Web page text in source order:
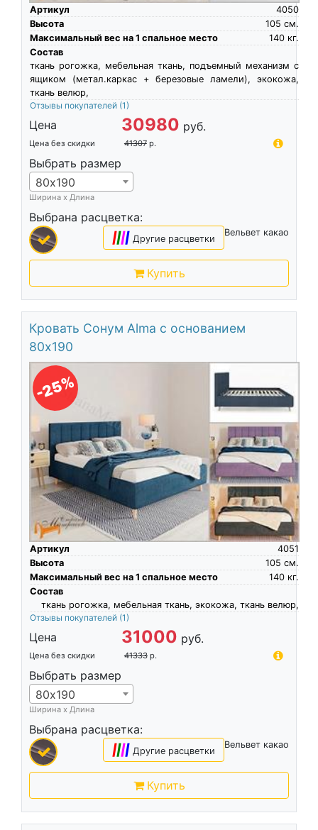
Артикул
4050
Высота
см.
105
Максимальный вес на 1 спальное место
кг.
140
Состав
ткань рогожка, мебельная ткань, подъемный механизм с
ящиком (метал.каркас + березовые ламели), экокожа,
ткань велюр,
Отзывы покупателей (1)
Цена 30980 руб.
Цена без скидки 41307 р.
Выбрать размер
80х190
Ширина х Длина
Выбрана расцветка:
Вельвет какао
|||| Другие расцветки
Купить
Кровать Сонум Alma с основанием
80х190
-25%
Артикул
4051
Высота
см.
105
Максимальный вес на 1 спальное место
кг.
140
Состав
ткань рогожка, мебельная ткань, экокожа, ткань велюр,
Отзывы покупателей (1)
Цена 31000 руб.
Цена без скидки 41333 р.
Выбрать размер
80х190
Ширина х Длина
Выбрана расцветка:
Вельвет какао
|||| Другие расцветки
Купить